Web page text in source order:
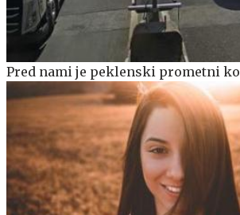
Pred nami je peklenski prometni